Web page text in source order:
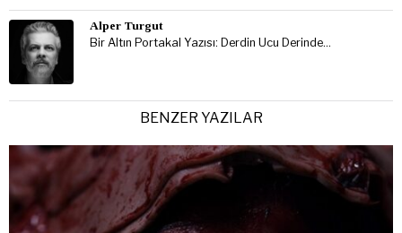
Alper Turgut
Bir Altın Portakal Yazısı: Derdin Ucu Derinde…
BENZER YAZILAR